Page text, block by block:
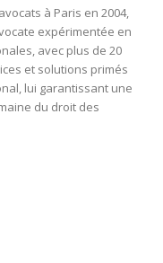
à Paris en 2004,
expérimentée en
avec plus de 20
et solutions primés
lui garantissant une
du droit des